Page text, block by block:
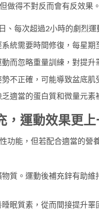
做得不對反而會有反效果
、每次超過2小時的劇烈
統需要時間修復，每星
動而忽略重量訓練，對提升
不正確，可能導致盆底肌
適當的蛋白質和微量元
，運動效果更
功能，但若配合適當的營
質。運動後補充鋅有助
眠質素，從而間接提升